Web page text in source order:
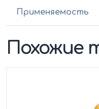
Применяемость
Похожие